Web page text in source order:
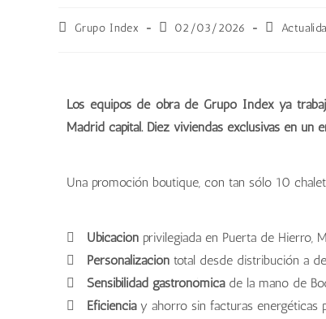
Grupo Index 02/03/2026
Los equipos de obra de Grupo Index ya
Madrid capital. Diez viviendas exclusivas en un
Una promoción boutique, con tan sólo 10
Ubicación privilegiada en Puerta de Hierro,
Personalización total desde distribución a
Sensibilidad gastronómicade la mano de
Eficienciay ahorro sin facturas energéticas